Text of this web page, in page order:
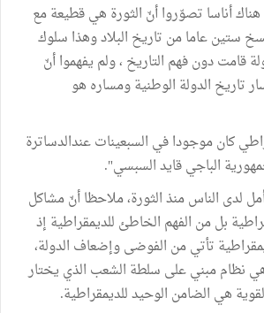
أناسا تصوّروا أنّ الثورة هي قطيعة مع
ستين عاما من تاريخ البلاد وهذا سلوك
قامت دون فهم التاريخ ، ولم يفهموا أنّ
تاريخ الدولة الوطنية ومساره هو
كان موجودا في السبعينات عندالدساترة
الباجي قايد السبسي".
لدى الناس منذ الثورة، ملاحظا أنّ مشاكل
بل من الفهم الخاطئ للديمقراطية إذ
تأتي من الفوضى وإضعاف الدولة،
نظام مبني على سلطة الشعب الذي يختار
هي الضامن الوحيد للديمقراطية.